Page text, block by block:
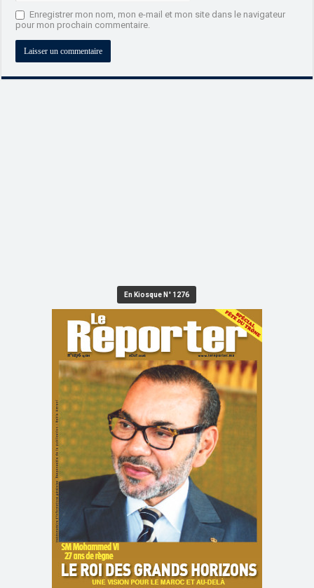
Enregistrer mon nom, mon e-mail et mon site dans le navigateur
pour mon prochain commentaire.
En Kiosque N° 1276